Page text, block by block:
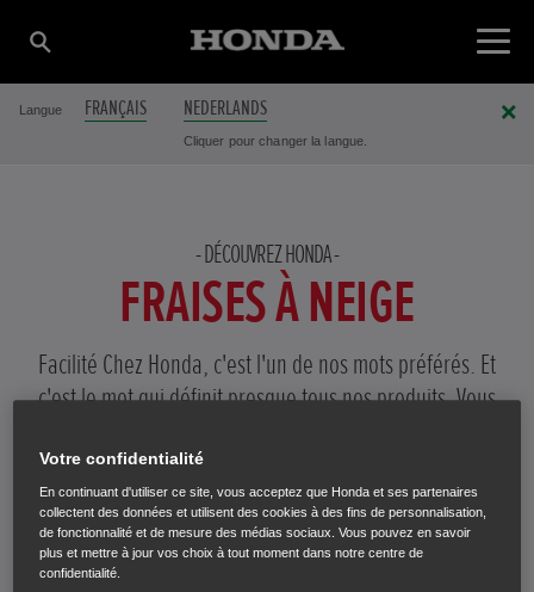
Langue FRANÇAIS NEDERLANDS
Cliquer pour changer la langue.
DÉCOUVREZ HONDA
FRAISES À NEIGE
Facilité Chez Honda, c'est l'un de nos mots préférés. Et
c'est le mot qui définit presque tous nos produits. Vous
transforment une tâche difficile en une promenade de
santé.
POURQUOI HONDA ?
Votre confidentialité
En continuant d'utiliser ce site, vous acceptez que Honda et ses partenaires
collectent des données et utilisent des cookies à des fins de personnalisation,
de fonctionnalité et de mesure des médias sociaux. Vous pouvez en savoir
plus et mettre à jour vos choix à tout moment dans notre centre de
confidentialité.